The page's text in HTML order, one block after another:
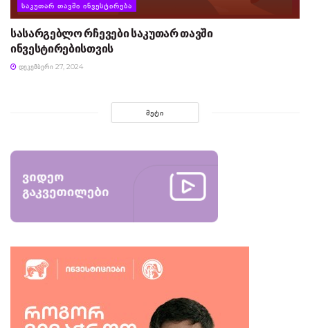
ᲡᲐᲙᲣᲗᲐᲠ ᲗᲐᲕᲨᲘ ᲘᲜᲕᲔᲡᲢᲘᲠᲔᲑᲐ
სასარგებლო რჩევები საკუთარ თავში
ინვესტირებისთვის
ᲓᲔᲙᲔᲛᲑᲔᲠᲘ 27, 2024
ᲛᲔᲢᲘ